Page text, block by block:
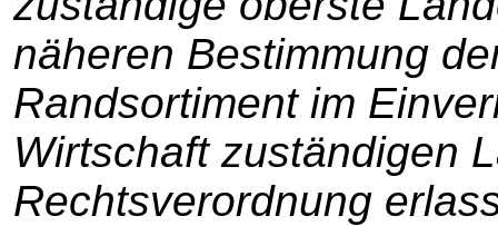
näheren Bestimmung
Randsortiment im
Wirtschaft zuständigen
Rechtsverordnung